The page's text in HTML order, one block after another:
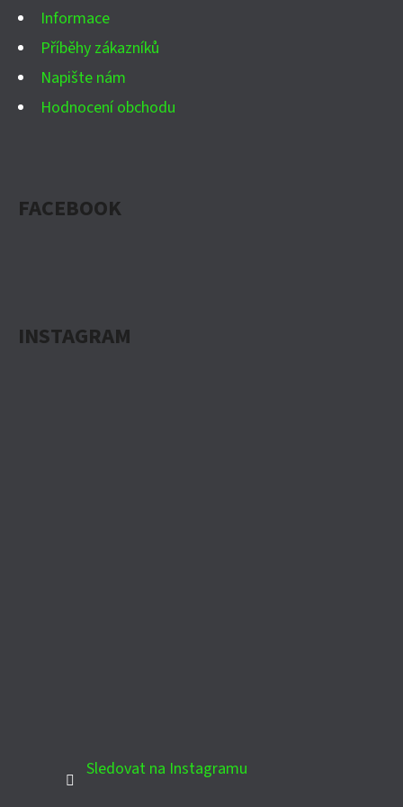
Informace
Příběhy zákazníků
Napište nám
Hodnocení obchodu
FACEBOOK
INSTAGRAM
Sledovat na Instagramu